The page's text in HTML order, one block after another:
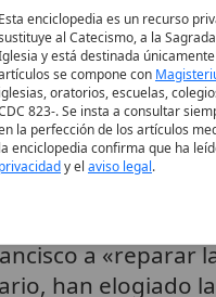
3 de octubre de
y misiones
sobre la
y los que
y los
que dañó la
a «reparar
han elogiado
Esta enciclopedia es un recurso
al Catecismo, a la
y está destinada
se compone con
iglesias, oratorios, escuelas,
823-. Se insta a consultar
la perfección de los artículos
la enciclopedia confirma que ha
privacidady el aviso legal.